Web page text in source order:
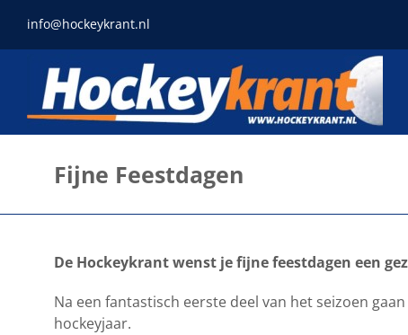
naar
inhoud
info@hockeykrant.nl
Fijne Feestdagen
De Hockeykrant wenst je fijne feestdagen een
Na een fantastisch eerste deel van het seizoen
hockeyjaar.